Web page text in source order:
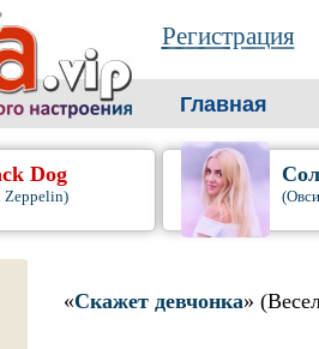
Регистрация
Главная
Dog
Zeppelin)
«Скажет девчонка»